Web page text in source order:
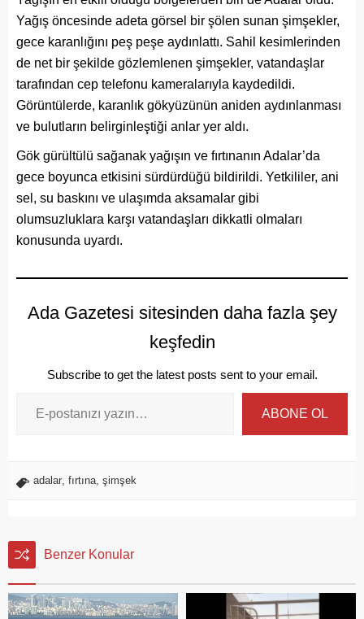
Yağış öncesinde adeta görsel bir şölen sunan şimşekler,
gece karanlığını peş peşe aydınlattı. Sahil kesimlerinden
de net bir şekilde gözlemlenen şimşekler, vatandaşlar
tarafından cep telefonu kameralarıyla kaydedildi.
Görüntülerde, karanlık gökyüzünün aniden aydınlanması
ve bulutların belirginleştiği anlar yer aldı.
Gök gürültülü sağanak yağışın ve fırtınanın Adalar’da
gece boyunca etkisini sürdürdüğü bildirildi. Yetkililer, ani
sel, su baskını ve ulaşımda aksamalar gibi
olumsuzluklara karşı vatandaşları dikkatli olmaları
konusunda uyardı.
Ada Gazetesi sitesinden daha fazla şey
keşfedin
Subscribe to get the latest posts sent to your email.
ABONE OL
adalar, fırtına, şimşek
Benzer Konular